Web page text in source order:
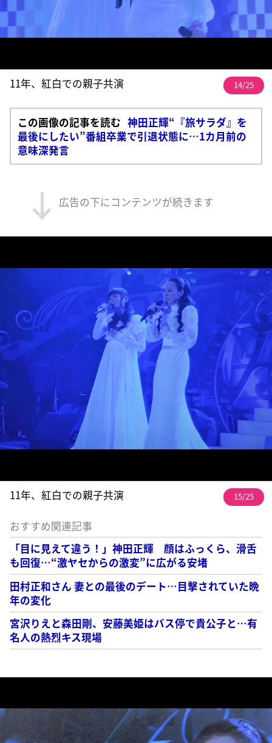
11年、紅白での親子共演 14/25
この画像の記事を読む 神田正輝“『旅サラダ』を
最後にしたい”番組卒業で引退状態に…1カ月前の
意味深発言
広告の下にコンテンツが続きます
11年、紅白での親子共演 15/25
おすすめ関連記事
「目に見えて違う！」神田正輝 顔はふっくら、滑舌
も回復…“激ヤセからの激変”に広がる安堵
田村正和さん 妻との最後のデート…目撃されていた晩
年の変化
宮沢りえと森田剛、安藤美姫はバス停で貴公子と…有
名人の熱烈キス現場